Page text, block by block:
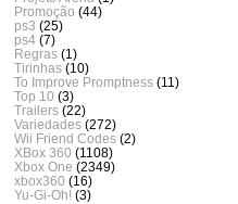
Promoção (44)
ps3 (25)
ps4 (7)
Regras (1)
Tirinhas (10)
To Improve Promptness (11)
Top 10 (3)
Trailers (22)
Variedades (272)
Wii Friend Codes (2)
XBox 360 (1108)
Xbox One (2349)
xbox360 (16)
Yu-Gi-Oh! (3)